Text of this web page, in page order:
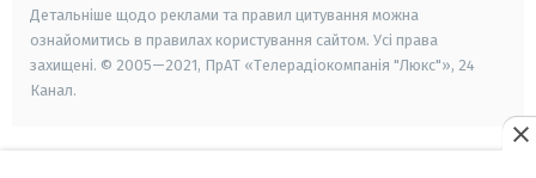
Детальніше щодо реклами та правил цитування можна
ознайомитись в правилах користування сайтом. Усі права
захищені. © 2005—2021, ПрАТ «Телерадіокомпанія "Люкс"», 24
Канал.